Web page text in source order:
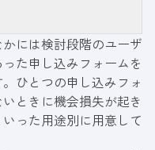
には検討段階のユーザ
た申し込みフォームを
ひとつの申し込みフォ
ときに機会損失が起き
った用途別に用意して